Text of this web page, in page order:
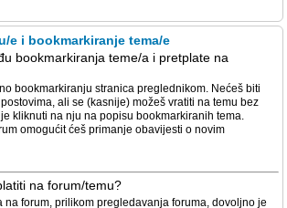
e i bookmarkiranje tema/e
bookmarkiranja teme/a i pretplate na
bookmarkiranju stranica preglednikom. Nećeš biti
ali se (kasnije) možeš vratiti na temu bez
kliknuti na nju na popisu bookmarkiranih tema.
omogućit ćeš primanje obavijesti o novim
na forum/temu?
na forum, prilikom pregledavanja foruma, dovoljno je